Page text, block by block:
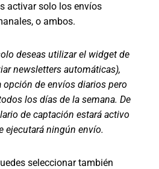
activar solo los envíos
o ambos.
deseas utilizar el widget de
newsletters automáticas),
opción de envíos diarios pero
los días de la semana. De
de captación estará activo
ejecutará ningún envío.
seleccionar también